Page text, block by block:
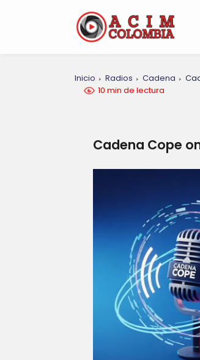
Inicio Radios Cadena
10 min de lectura
Cadena Cope